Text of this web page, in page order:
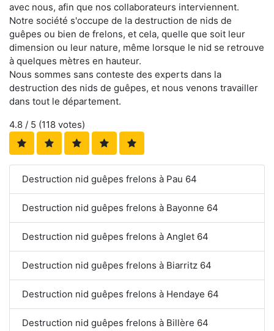
avec nous, afin que nos collaborateurs interviennent.
Notre société s'occupe de la destruction de nids de
guêpes ou bien de frelons, et cela, quelle que soit leur
dimension ou leur nature, même lorsque le nid se retrouve
à quelques mètres en hauteur.
Nous sommes sans conteste des experts dans la
destruction des nids de guêpes, et nous venons travailler
dans tout le département.
4.8 / 5 (118 votes)
Destruction nid guêpes frelons à Pau 64
Destruction nid guêpes frelons à Bayonne 64
Destruction nid guêpes frelons à Anglet 64
Destruction nid guêpes frelons à Biarritz 64
Destruction nid guêpes frelons à Hendaye 64
Destruction nid guêpes frelons à Billère 64